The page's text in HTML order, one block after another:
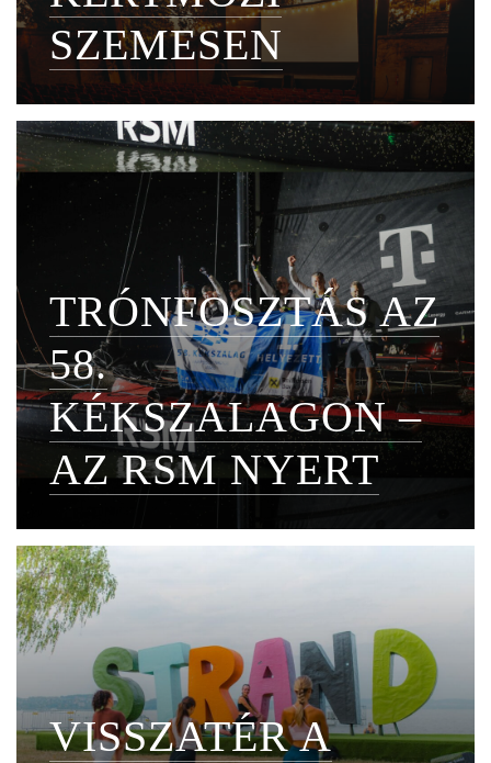
SZEMESEN
TRÓNFOSZTÁS AZ
58.
KÉKSZALAGON –
AZ RSM NYERT
VISSZATÉR A